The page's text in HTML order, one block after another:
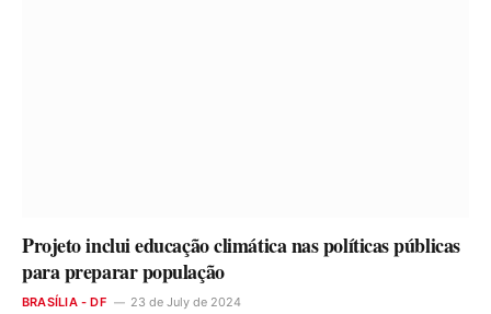
Projeto inclui educação climática nas políticas públicas
para preparar população
BRASÍLIA - DF 23 de July de 2024